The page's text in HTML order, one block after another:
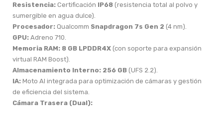
Resistencia: Certificación IP68 (resistencia total al polvo y
sumergible en agua dulce).
Procesador: Qualcomm Snapdragon 7s Gen 2 (4 nm).
GPU: Adreno 710.
Memoria RAM: 8 GB LPDDR4X (con soporte para expansión
virtual RAM Boost).
Almacenamiento Interno: 256 GB (UFS 2.2).
IA: Moto AI integrada para optimización de cámaras y gestión
de eficiencia del sistema.
Cámara Trasera (Dual):